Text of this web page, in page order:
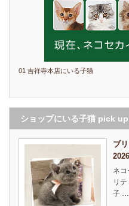
01 吉祥寺本店にいる子猫
ショップにいる子猫 pick
ブ
ネ
リ
子 …